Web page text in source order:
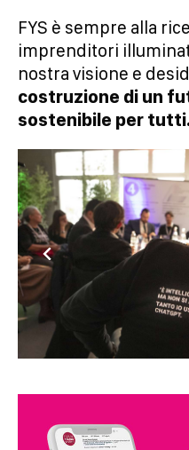
FYS è sempre alla
imprenditori
nostra visione e
costruzione di un
sostenibile per